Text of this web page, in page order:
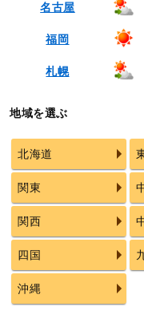
名古屋
福岡
札幌
地域を選ぶ
北海道
関東
関西
四国
沖縄